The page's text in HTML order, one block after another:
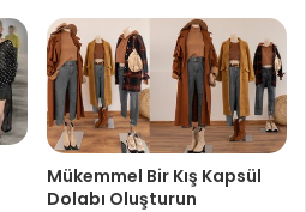
Mükemmel Bir Kış Kapsül
Dolabı Oluşturun